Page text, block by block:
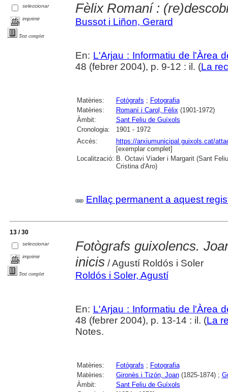
seleccionar
imprimir
Text complet
Fèlix Romaní :
Bussot i Liñon, Gerard
En: L'Arjau : Informatiu de l'Àrea
48 (febrer 2004), p. 9-12 : il. (La
Matèries: Fotògrafs ; Fotografia
Matèries:
Romaní i Carol, Fèlix(1901-1972)
Àmbit:
Sant Feliu de Guíxols
Cronologia:
1901 - 1972
Accés:
https://arxiumunicipal.guixols.cat/
[exemplar complet]
Localització: B. Octavi Viader i Margarit (Sant
Cristina d'Aro)
Enllaç permanent a aquest
13 / 30
seleccionar
imprimir
Text complet
Fotògrafs guixolencs.
inicis/ Agustí Roldós i Soler
Roldós i Soler, Agustí
En: L'Arjau : Informatiu de l'Àrea
48 (febrer 2004), p. 13-14 : il. (La
Notes.
Matèries: Fotògrafs ; Fotografia
Matèries:
Gironès i Tizón, Joan(1825-1874) ;
Àmbit:
Sant Feliu de Guíxols